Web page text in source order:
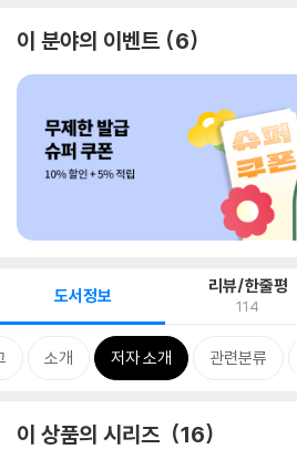
이 분야의 이벤트 6
도서정보 리뷰/한줄평
114
소개 저자 소개 관련분류
이 상품의 시리즈 16